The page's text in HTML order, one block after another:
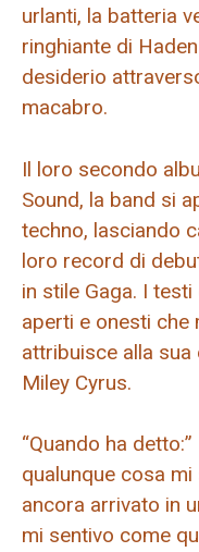
urlanti, la batteria
ringhiante di
desiderio
macabro.
Il loro secondo
Sound, la band si
techno, lasciando
loro record di
in stile Gaga. I
aperti e onesti che
attribuisce alla
Miley Cyrus.
“Quando ha
qualunque cosa
ancora arrivato in
mi sentivo come